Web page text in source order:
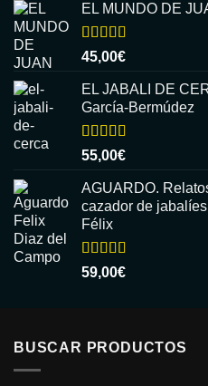
EL MUNDO DE
Valorado
con
5
45,00€
EL JABALI DE
García-Bermúdez
Valorado
con
5
55,00€
AGUARDO.
cazador de
Félix
Valorado
con
59,00€
BUSCAR PRODUCTOS